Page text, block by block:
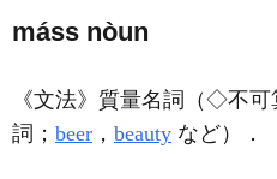
máss nòun
《文法》 質量名詞（◇不可
詞； beer ， beauty など） ．